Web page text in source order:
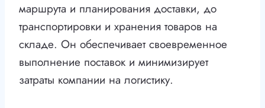
маршрута и планирования доставки, до
транспортировки и хранения товаров на
складе. Он обеспечивает своевременное
выполнение поставок и минимизирует
затраты компании на логистику.